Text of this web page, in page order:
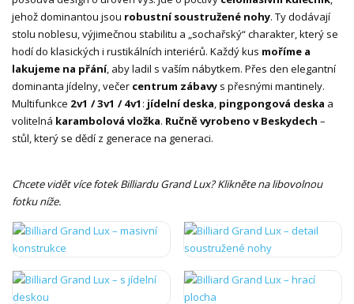
jehož dominantou jsou robustní soustružené nohy. Ty dodávají
stolu noblesu, výjimečnou stabilitu a „sochařský“ charakter, který se
hodí do klasických i rustikálních interiérů. Každý kus moříme a
lakujeme na přání, aby ladil s vaším nábytkem. Přes den elegantní
dominanta jídelny, večer centrum zábavy s přesnými mantinely.
Multifunkce 2v1 / 3v1 / 4v1 : jídelní deska, pingpongová deska a
volitelná karambolová vložka. Ručně vyrobeno v Beskydech –
stůl, který se dědí z generace na generaci.
Chcete vidět více fotek Billiardu Grand Lux? Klikněte na libovolnou
fotku níže.